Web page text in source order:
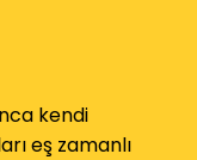
kendi
eş zamanlı